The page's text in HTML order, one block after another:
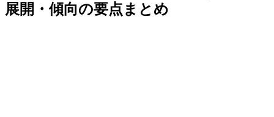
展開・傾向の要点まとめ